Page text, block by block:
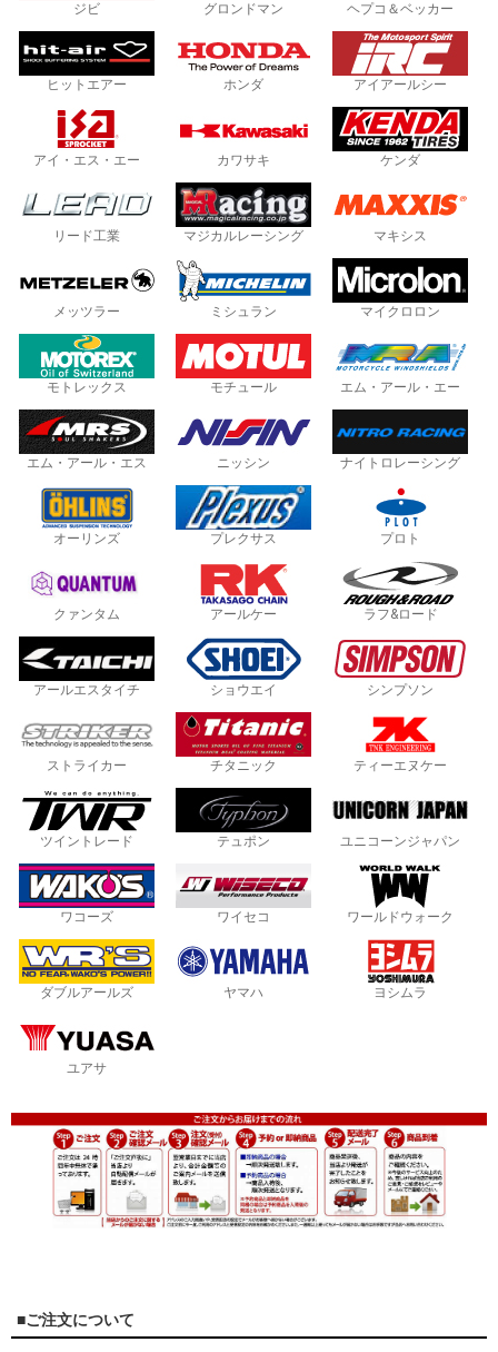
ジビ グロンドマン ヘプコ＆ベッカー
ヒットエアー ホンダ アイアールシー
アイ・エス・エー カワサキ ケンダ
リード工業 マジカルレーシング マキシス
メッツラー ミシュラン マイクロロン
モトレックス モチュール エム・アール・エー
エム・アール・エス ニッシン ナイトロレーシング
オーリンズ プレクサス プロト
クァンタム アールケー ラフ&ロード
アールエスタイチ ショウエイ シンプソン
ストライカー チタニック ティーエヌケー
ツイントレード テュポン ユニコーンジャパン
ワコーズ ワイセコ ワールドウォーク
ダブルアールズ ヤマハ ヨシムラ
ユアサ
■ご注文について